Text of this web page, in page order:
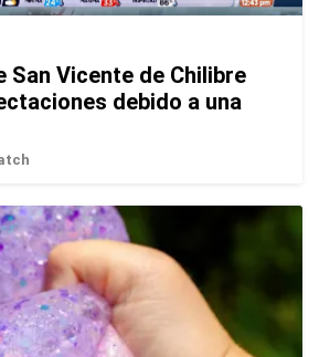
San Vicente de Chilibre
debido a una